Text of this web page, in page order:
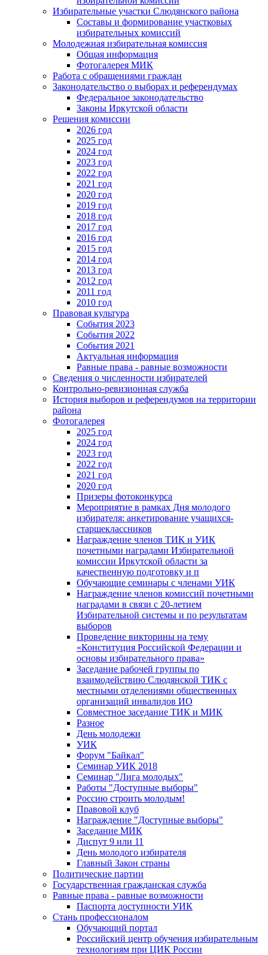
Избирательные участки Слюдянского района
Составы и формирование участковых
избирательных комиссий
Молодежная избирательная комиссия
Общая информация
Фотогалерея МИК
Работа с обращениями граждан
Законодательство о выборах и референдумах
Федеральное законодательство
Законы Иркутской области
Решения комиссии
2026 год
2025 год
2024 год
2023 год
2022 год
2021 год
2020 год
2019 год
2018 год
2017 год
2016 год
2015 год
2014 год
2013 год
2012 год
2011 год
2010 год
Правовая культура
События 2023
События 2022
События 2021
Актуальная информация
Равные права - равные возможности
Сведения о численности избирателей
Контрольно-ревизионная служба
История выборов и референдумов на территории
района
Фотогалерея
2025 год
2024 год
2023 год
2022 год
2021 год
2020 год
Призеры фотоконкурса
Мероприятие в рамках Дня молодого
избирателя: анкетирование учащихся-
старшеклассников
Награждение членов ТИК и УИК
почетными наградами Избирательной
комиссии Иркутской области за
качественную подготовку и п
Обучающие семинары с членами УИК
Награждение членов комиссий почетными
наградами в связи с 20-летием
Избирательной системы и по результатам
выборов
Проведение викторины на тему
«Конституция Российской Федерации и
основы избирательного права»
Заседание рабочей группы по
взаимодействию Слюдянской ТИК с
местными отделениями общественных
организаций инвалидов ИО
Совместное заседание ТИК и МИК
Разное
День молодежи
УИК
Форум "Байкал"
Семинар УИК 2018
Семинар "Лига молодых"
Работы "Доступные выборы"
Россию строить молодым!
Правовой клуб
Награждение "Доступные выборы"
Заседание МИК
Диспут 9 или 11
День молодого избирателя
Главный Закон страны
Политические партии
Государственная гражданская служба
Равные права - равные возможности
Паспорта доступности УИК
Стань профессионалом
Обучающий портал
Российский центр обучения избирательным
технологиям при ЦИК России